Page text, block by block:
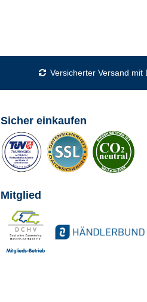
Versicherter Versand mit
Sicher einkaufen
Mitglied